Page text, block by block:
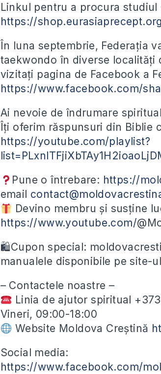
Linkul pentru a procura studiul
https://
În luna septembrie, Federația
taekwondo în diverse localități
vizitați pagina de Facebook a
https://www.facebook.com/
Ai nevoie de îndrumare
Îți oferim răspunsuri din Biblie
https://youtube.com/playlist?
Pune o întrebare: https://
email
Devino membru și susține
https://www.youtube.com/
🛍Cupon special:
manualele disponibile pe site-ul
– Contactele noastre –
Linia de ajutor spiritual
Vineri, 09:00-18:00
Website Moldova Creștină
Social media:
https://www.facebook.com/